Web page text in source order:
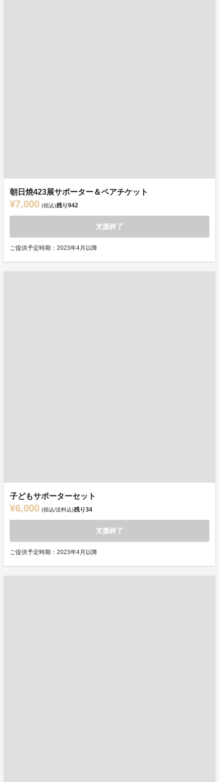
朝日焼423展サポーター＆ペアチケット
¥7,000 (税込)残り942
支援終了
ご提供予定時期：2023年4月以降
子どもサポーターセット
¥6,000 (税込/送料込)残り34
支援終了
ご提供予定時期：2023年4月以降